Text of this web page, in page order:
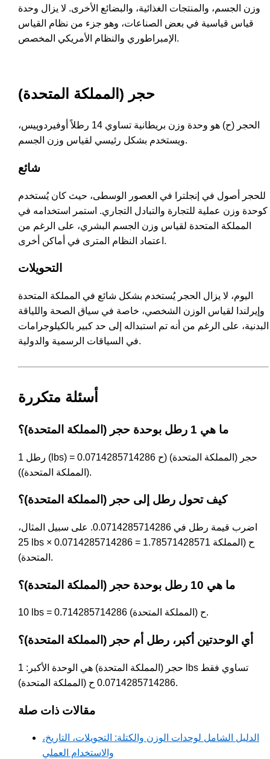
وزن الجسم، والمنتجات الغذائية، والبضائع الأخرى. لا يزال وحدة
قياس قياسية في بعض الصناعات، وهو جزء من نظام القياس
الإمبراطوري والنظام الأمريكي المخصص.
حجر (المملكة المتحدة)
الحجر (ح) هو وحدة وزن بريطانية تساوي 14 رطلاً أوفيردوپيس،
ويستخدم بشكل رئيسي لقياس وزن الجسم.
شائع
للحجر أصول في إنجلترا في العصور الوسطى، حيث كان يُستخدم
كوحدة وزن عملية للتجارة والتبادل التجاري. استمر استخدامه في
المملكة المتحدة لقياس وزن الجسم البشري، على الرغم من
اعتماد النظام المترى في أماكن أخرى.
التحويلات
اليوم، لا يزال الحجر يُستخدم بشكل شائع في المملكة المتحدة
وإيرلندا لقياس الوزن الشخصي، خاصة في سياق الصحة واللياقة
البدنية، على الرغم من أنه تم استبداله إلى حد كبير بالكيلوجرامات
في السياقات الرسمية والدولية.
أسئلة متكررة
ما هي 1 رطل بوحدة حجر (المملكة المتحدة)؟
1 رطل (lbs) = 0.0714285714286 حجر (المملكة المتحدة) (ح
(المملكة المتحدة)).
كيف تحول رطل إلى حجر (المملكة المتحدة)؟
اضرب قيمة رطل في 0.0714285714286. على سبيل المثال،
25 lbs × 0.0714285714286 = 1.78571428571 ح (المملكة
المتحدة).
ما هي 10 رطل بوحدة حجر (المملكة المتحدة)؟
10 lbs = 0.714285714286 ح (المملكة المتحدة).
أي الوحدتين أكبر، رطل أم حجر (المملكة المتحدة)؟
حجر (المملكة المتحدة) هي الوحدة الأكبر: 1 lbs تساوي فقط
0.0714285714286 ح (المملكة المتحدة).
مقالات ذات صلة
الدليل الشامل لوحدات الوزن والكتلة: التحويلات، التاريخ،
والاستخدام العملي